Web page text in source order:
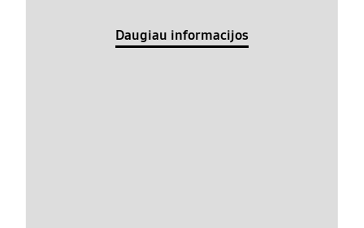
Daugiau informacijos